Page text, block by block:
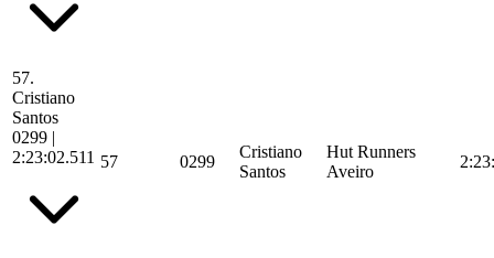
57.
Cristiano
Santos
0299 |
2:23:02.511 57 0299
Cristiano
Santos
Hut Runners
Aveiro